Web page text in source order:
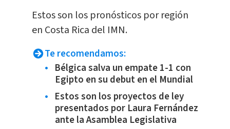
Estos son los pronósticos por región
en Costa Rica del IMN.
Te recomendamos:
Bélgica salva un empate 1-1 con
Egipto en su debut en el Mundial
Estos son los proyectos de ley
presentados por Laura Fernández
ante la Asamblea Legislativa